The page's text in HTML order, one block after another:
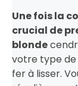
Une fois la
crucial de
blonde
votre type de
fer à lisser.